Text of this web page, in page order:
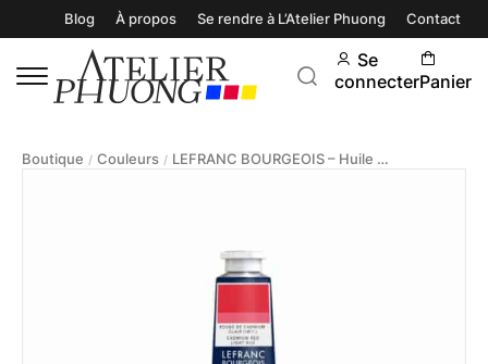
Blog À propos Se rendre à L’Atelier Phuong Contact
Se
connecterPanier
Boutique / Couleurs / LEFRANC BOURGEOIS – Huile Fine 40ml